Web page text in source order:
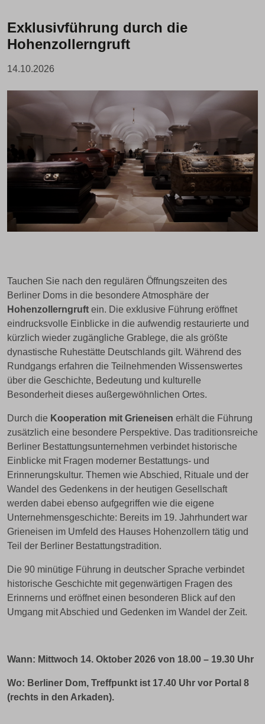
Exklusivführung durch die
Hohenzollerngruft
14.10.2026
Tauchen Sie nach den regulären Öffnungszeiten des
Berliner Doms in die besondere Atmosphäre der
Hohenzollerngruft ein. Die exklusive Führung eröffnet
eindrucksvolle Einblicke in die aufwendig restaurierte und
kürzlich wieder zugängliche Grablege, die als größte
dynastische Ruhestätte Deutschlands gilt. Während des
Rundgangs erfahren die Teilnehmenden Wissenswertes
über die Geschichte, Bedeutung und kulturelle
Besonderheit dieses außergewöhnlichen Ortes.
Durch die Kooperation mit Grieneisen erhält die Führung
zusätzlich eine besondere Perspektive. Das traditionsreiche
Berliner Bestattungsunternehmen verbindet historische
Einblicke mit Fragen moderner Bestattungs- und
Erinnerungskultur. Themen wie Abschied, Rituale und der
Wandel des Gedenkens in der heutigen Gesellschaft
werden dabei ebenso aufgegriffen wie die eigene
Unternehmensgeschichte: Bereits im 19. Jahrhundert war
Grieneisen im Umfeld des Hauses Hohenzollern tätig und
Teil der Berliner Bestattungstradition.
Die 90 minütige Führung in deutscher Sprache verbindet
historische Geschichte mit gegenwärtigen Fragen des
Erinnerns und eröffnet einen besonderen Blick auf den
Umgang mit Abschied und Gedenken im Wandel der Zeit.
Wann: Mittwoch 14. Oktober 2026 von 18.00 – 19.30 Uhr
Wo: Berliner Dom, Treffpunkt ist 17.40 Uhr vor Portal 8
(rechts in den Arkaden).